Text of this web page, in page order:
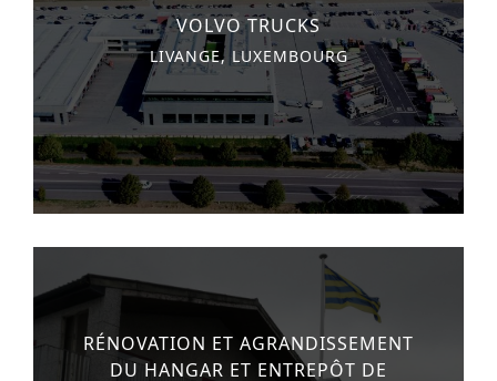
VOLVO TRUCKS
LIVANGE, LUXEMBOURG
RÉNOVATION ET AGRANDISSEMENT
DU HANGAR ET ENTREPÔT DE